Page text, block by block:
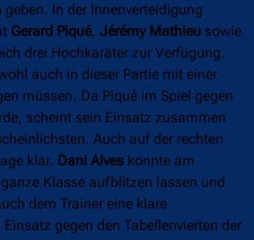
geben. In der Innenverteidigung
Gerard Piqué, Jérémy Mathieu sowie
drei Hochkaräter zur Verfügung.
auch in dieser Partie mit einer
müssen. Da Piqué im Spiel gegen
scheint sein Einsatz zusammen
Auch auf der rechten
klar. Dani Alves konnte am
Klasse aufblitzen lassen und
dem Trainer eine klare
gegen den Tabellenvierten der